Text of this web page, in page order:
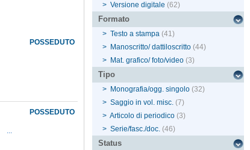
POSSEDUTO
POSSEDUTO
...
> Versione digitale (62)
Formato
> Testo a stampa (41)
> Manoscritto/ dattiloscritto (44)
> Mat. grafico/ foto/video (3)
Tipo
> Monografia/ogg. singolo (32)
> Saggio in vol. misc. (7)
> Articolo di periodico (3)
> Serie/fasc./doc. (46)
Status